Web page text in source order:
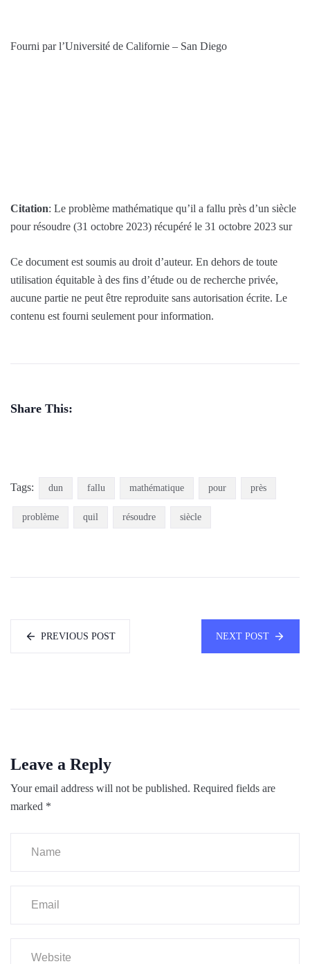
Fourni par l’Université de Californie – San Diego
Citation: Le problème mathématique qu’il a fallu près d’un siècle
pour résoudre (31 octobre 2023) récupéré le 31 octobre 2023 sur
Ce document est soumis au droit d’auteur. En dehors de toute
utilisation équitable à des fins d’étude ou de recherche privée,
aucune partie ne peut être reproduite sans autorisation écrite. Le
contenu est fourni seulement pour information.
Share This:
Tags: dun fallu mathématique pour près
problème quil résoudre siècle
PREVIOUS POST NEXT POST
Leave a Reply
Your email address will not be published. Required fields are
marked *